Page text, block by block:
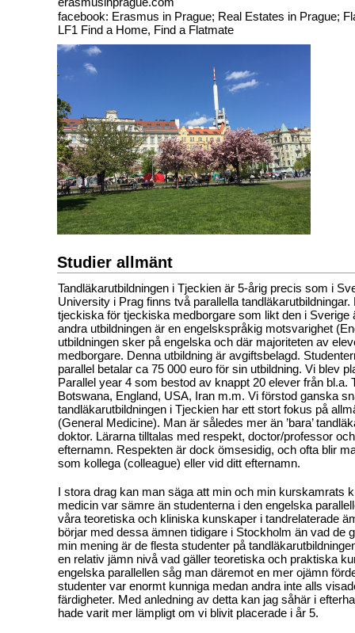
facebook: Erasmus in Prague; Real Estates in Prague;
LF1 Find a Home, Find a Flatmate
Studier allmänt
Tandläkarutbildningen i Tjeckien är 5-årig precis som i
University i Prag finns två parallella tandläkarutbildningar.
tjeckiska för tjeckiska medborgare som likt den i Sverige
andra utbildningen är en engelskspråkig motsvarighet
utbildningen sker på engelska och där majoriteten av
medborgare. Denna utbildning är avgiftsbelagd.
parallel betalar ca 75 000 euro för sin utbildning. Vi blev
Parallel year 4 som bestod av knappt 20 elever från bl.a.
Botswana, England, USA, Iran m.m. Vi förstod ganska
tandläkarutbildningen i Tjeckien har ett stort fokus på
(General Medicine). Man är således mer än ’bara’
doktor. Lärarna tilltalas med respekt, doctor/professor
efternamn. Respekten är dock ömsesidig, och ofta blir
som kollega (colleague) eller vid ditt efternamn.
I stora drag kan man säga att min och min kurskamrats
medicin var sämre än studenterna i den engelska
våra teoretiska och kliniska kunskaper i tandrelaterade
börjar med dessa ämnen tidigare i Stockholm än vad de
min mening är de flesta studenter på
en relativ jämn nivå vad gäller teoretiska och praktiska
engelska parallellen såg man däremot en mer ojämn
studenter var enormt kunniga medan andra inte alls
färdigheter. Med anledning av detta kan jag såhär i
hade varit mer lämpligt om vi blivit placerade i år 5.